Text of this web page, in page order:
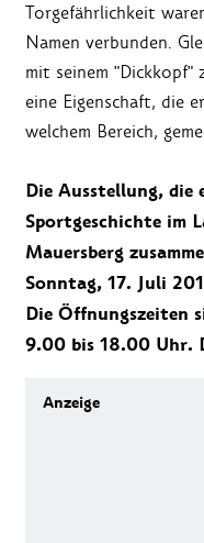
Torgefährlichkeit
Namen verbunden.
mit seinem "Dickkopf"
eine Eigenschaft, die
welchem Bereich,
Die Ausstellung, die
Sportgeschichte im
Mauersberg
Sonntag, 17. Juli
Die Öffnungszeiten
9.00 bis 18.00